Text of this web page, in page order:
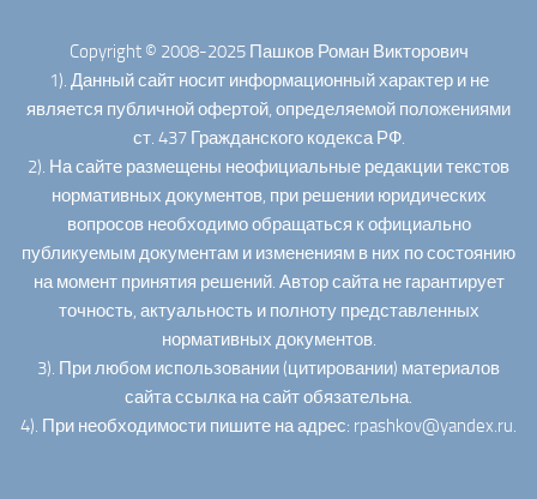
Copyright © 2008-2025 Пашков Роман Викторович
1). Данный сайт носит информационный характер и не
является публичной офертой, определяемой положениями
ст. 437 Гражданского кодекса РФ.
2). На сайте размещены неофициальные редакции текстов
нормативных документов, при решении юридических
вопросов необходимо обращаться к официально
публикуемым документам и изменениям в них по состоянию
на момент принятия решений. Автор сайта не гарантирует
точность, актуальность и полноту представленных
нормативных документов.
3). При любом использовании (цитировании) материалов
сайта ссылка на сайт обязательна.
4). При необходимости пишите на адрес: rpashkov@yandex.ru.